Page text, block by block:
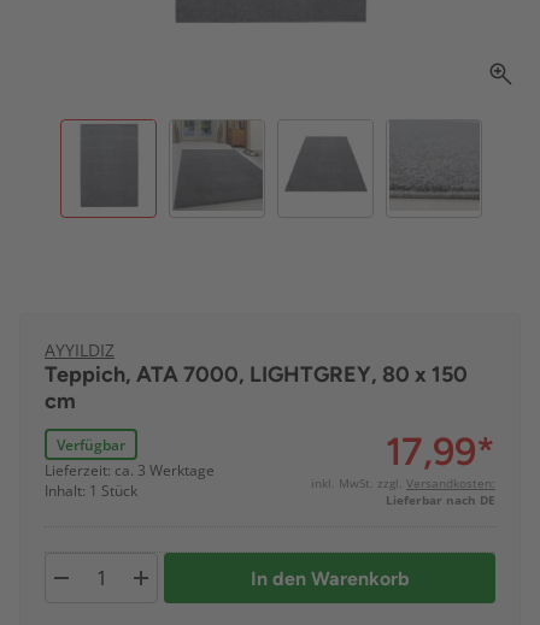
AYYILDIZ
Teppich, ATA 7000, LIGHTGREY, 80 x 150
cm
Verfügbar
Lieferzeit: ca. 3 Werktage
Inhalt: 1 Stück
17,99*
inkl. MwSt. zzgl. Versandkosten:
Lieferbar nach DE
In den Warenkorb